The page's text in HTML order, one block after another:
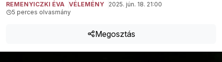
REMENYICZKI ÉVA VÉLEMÉNY
2025. jún. 18. 21:00
5 perces olvasmány
Megosztás